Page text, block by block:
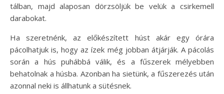
tálban, majd alaposan dörzsöljük be velük a csirkemell
darabokat.
Ha szeretnénk, az előkészített húst akár egy órára
pácolhatjuk is, hogy az ízek még jobban átjárják. A pácolás
során a hús puhábbá válik, és a fűszerek mélyebben
behatolnak a húsba. Azonban ha sietünk, a fűszerezés után
azonnal neki is állhatunk a sütésnek.